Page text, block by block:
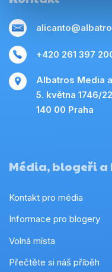
+420 261 397
Albatros Media
5. května 1746/
140 00 Praha
Média, blogeři
Kontakt pro média
Informace pro blogery
Volná místa
Přečtěte si náš příběh